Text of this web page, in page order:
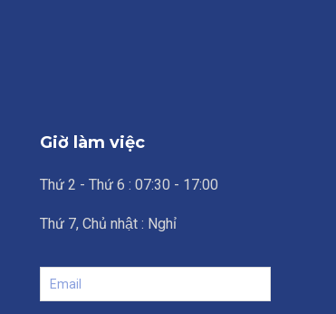
Giờ làm việc
Thứ 2 - Thứ 6 : 07:30 - 17:00
Thứ 7, Chủ nhật : Nghỉ